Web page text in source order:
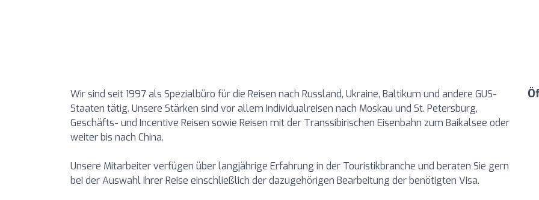
Wir sind seit 1997 als Spezialbüro für die Reisen nach Russland, Ukraine, Baltikum und andere GUS-
Staaten tätig. Unsere Stärken sind vor allem Individualreisen nach Moskau und St. Petersburg,
Geschäfts- und Incentive Reisen sowie Reisen mit der Transsibirischen Eisenbahn zum Baikalsee oder
weiter bis nach China.
Unsere Mitarbeiter verfügen über langjährige Erfahrung in der Touristikbranche und beraten Sie gern
bei der Auswahl Ihrer Reise einschließlich der dazugehörigen Bearbeitung der benötigten Visa.